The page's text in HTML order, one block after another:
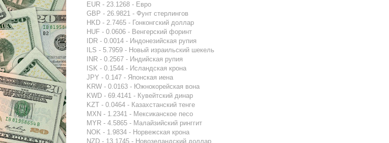
EUR - 23.1268 - Евро
GBP - 26.9821 - Фунт стерлингов
HKD - 2.7465 - Гонконгский доллар
HUF - 0.0606 - Венгерский форинт
IDR - 0.0014 - Индонезийская рупия
ILS - 5.7959 - Новый израильский шекель
INR - 0.2567 - Индийская рупия
ISK - 0.1544 - Исландская крона
JPY - 0.147 - Японская иена
KRW - 0.0163 - Южнокорейская вона
KWD - 69.4141 - Кувейтский динар
KZT - 0.0464 - Казахстанский тенге
MXN - 1.2341 - Мексиканское песо
MYR - 4.5865 - Малайзийский ринггит
NOK - 1.9834 - Норвежская крона
NZD - 13.1745 - Новозеландский доллар